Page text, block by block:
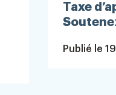
Taxe
Publié le